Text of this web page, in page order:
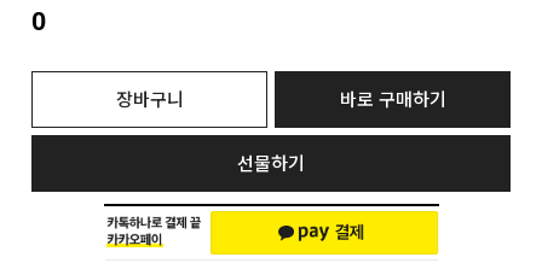
0
장바구니 바로 구매하기
선물하기